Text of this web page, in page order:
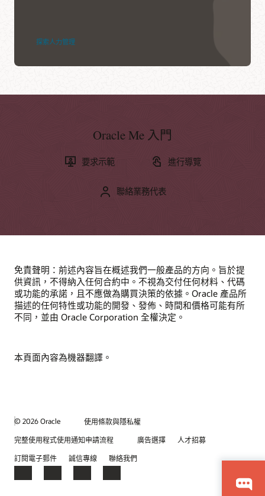
探索人力管理
Oracle Me 入門
要求示範 進行導覽
聯絡業務代表
免責聲明：前述內容旨在概述我們一般產品的方向。旨於提
供資訊，不得納入任何合約中。不視為交付任何材料、代碼
或功能的承諾，且不應做為購買決策的依據。Oracle 產品所
描述的任何特性或功能的開發、發佈、時間和價格可能有所
不同，並由 Oracle Corporation 全權決定。
本頁面內容為機器翻譯。
© 2026 Oracle
使用條款與隱私權
完整使用程式使用通知申請流程
廣告選擇
人才招募
訂閱電子郵件
誠信專線 聯絡我們
Facebook
X LinkedInYouTube